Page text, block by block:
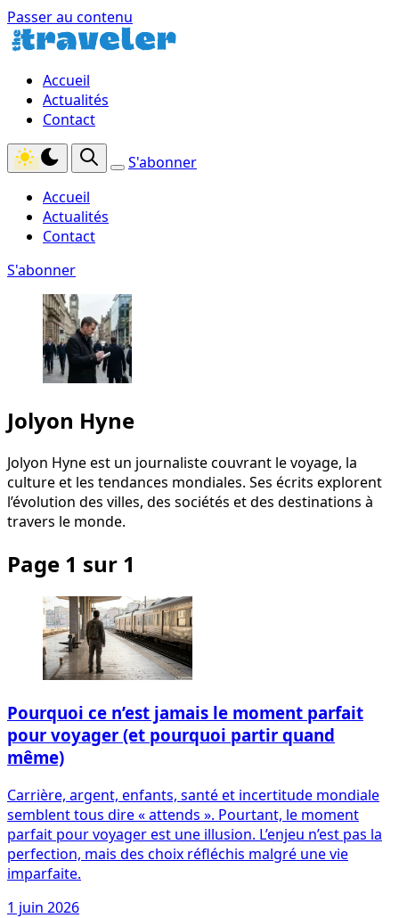
Passer au contenu
Accueil
Actualités
Contact
S'abonner
Accueil
Actualités
Contact
S'abonner
Jolyon Hyne
Jolyon Hyne est un journaliste couvrant le voyage, la
culture et les tendances mondiales. Ses écrits explorent
l’évolution des villes, des sociétés et des destinations à
travers le monde.
Page 1 sur 1
Pourquoi ce n’est jamais le moment parfait
pour voyager (et pourquoi partir quand
même)
Carrière, argent, enfants, santé et incertitude mondiale
semblent tous dire « attends ». Pourtant, le moment
parfait pour voyager est une illusion. L’enjeu n’est pas la
perfection, mais des choix réfléchis malgré une vie
imparfaite.
1 juin 2026